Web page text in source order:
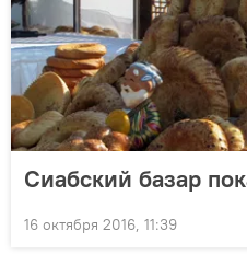
Сиабский базар
16 октября 2016, 11:39